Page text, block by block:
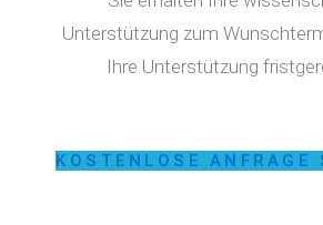
Unterstützung zum
Ihre Unterstützung
KOSTENLOSE ANFRAGE